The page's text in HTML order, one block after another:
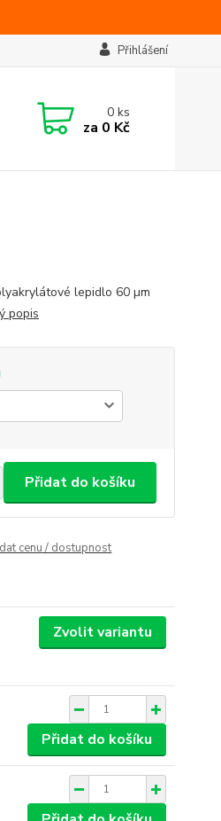
Přihlášení
0ks
za 0 Kč
lepidlo 60 µm
popis
Přidat do košíku
cenu / dostupnost
Zvolit variantu
Přidat do košíku